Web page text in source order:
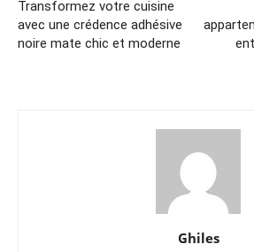
Transformez votre cuisine
avec une crédence adhésive
noire mate chic et moderne
Ghiles